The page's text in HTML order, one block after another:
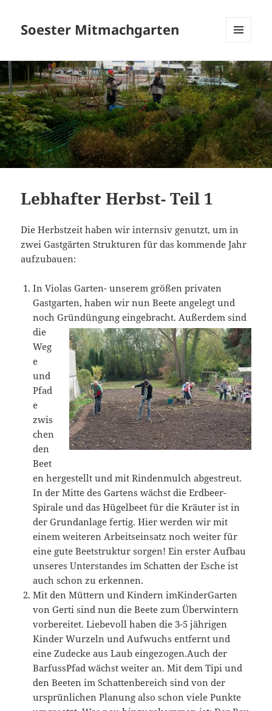
Soester Mitmachgarten
WIDGETS
Lebhafter Herbst- Teil 1
Die Herbstzeit haben wir internsiv genutzt, um in
zwei Gastgärten Strukturen für das kommende Jahr
aufzubauen:
In Violas Garten- unserem größen privaten
Gastgarten, haben wir nun Beete angelegt und
noch Gründüngung eingebracht.Außerdem sind
die
Weg
e
und
Pfad
e
zwis
chen
den
Beet
en hergestellt und mit Rindenmulch abgestreut.
In der Mitte des Gartens wächst die Erdbeer-
Spirale und das Hügelbeet für die Kräuter ist in
der Grundanlage fertig. Hier werden wir mit
einem weiteren Arbeitseinsatz noch weiter für
eine gute Beetstruktur sorgen! Ein erster Aufbau
unseres Unterstandes im Schatten der Esche ist
auch schon zu erkennen.
Mit den Müttern und Kindern imKinderGarten
von Gerti sind nun die Beete zum Überwintern
vorbereitet. Liebevoll haben die 3-5 jährigen
Kinder Wurzeln und Aufwuchs entfernt und
eine Zudecke aus Laub eingezogen.Auch der
BarfussPfad wächst weiter an. Mit dem Tipi und
den Beeten im Schattenbereich sind von der
ursprünlichen Planung also schon viele Punkte